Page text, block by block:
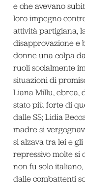
e che avevano
loro impegno
attività partigiana,
disapprovazione e
donne una colpa
ruoli socialmente
situazioni di
Liana Millu, ebrea,
stato più forte di
dalle SS; Lidia
madre si
si alzava tra lei e
repressivo molte si
non fu solo
dalle combattenti